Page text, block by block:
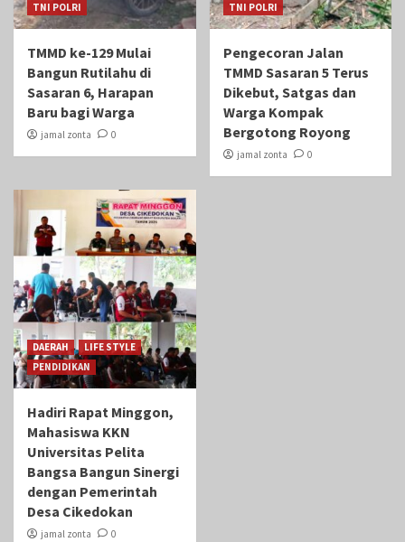
TNI POLRI
TMMD ke-129 Mulai
Bangun Rutilahu di
Sasaran 6, Harapan
Baru bagi Warga
jamal zonta 0
TNI POLRI
Pengecoran Jalan
TMMD Sasaran 5 Terus
Dikebut, Satgas dan
Warga Kompak
Bergotong Royong
jamal zonta 0
DAERAH
LIFE STYLE
PENDIDIKAN
Hadiri Rapat Minggon,
Mahasiswa KKN
Universitas Pelita
Bangsa Bangun Sinergi
dengan Pemerintah
Desa Cikedokan
jamal zonta 0